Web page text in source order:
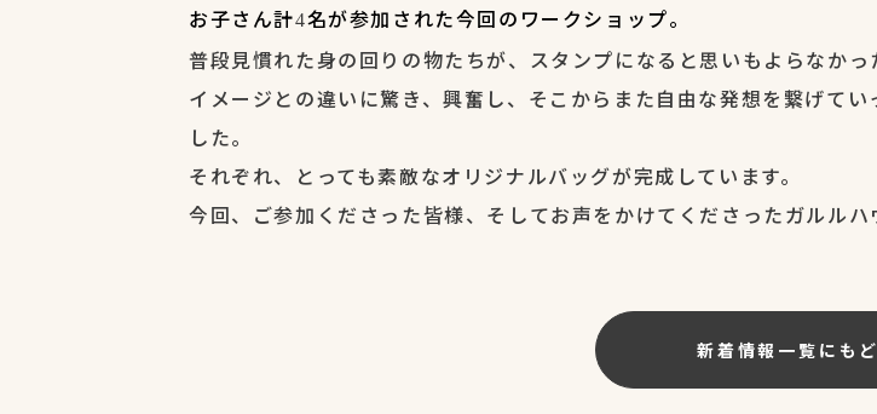
お子さん計4名が参加された今回のワークショップ。
普段見慣れた身の回りの物たちが、スタンプになると思いもよらなかっ
イメージとの違いに驚き、興奮し、そこからまた自由な発想を繋げて
した。
それぞれ、とっても素敵なオリジナルバッグが完成しています。
今回、ご参加くださった皆様、そしてお声をかけてくださったガルル
新着情報一覧にも